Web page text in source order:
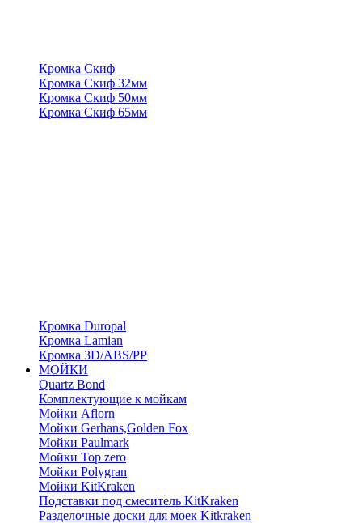
Кромка Скиф
Кромка Скиф 32мм
Кромка Скиф 50мм
Кромка Скиф 65мм
Кромка Duropal
Кромка Lamian
Кромка 3D/ABS/PP
МОЙКИ
Quartz Bond
Комплектующие к мойкам
Мойки Aflorn
Мойки Gerhans,Golden Fox
Мойки Paulmark
Мойки Top zero
Мойки Polygran
Мойки KitKraken
Подставки под смеситель KitKraken
Разделочные доски для моек Kitkraken